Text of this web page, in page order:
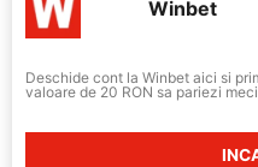
Winbet
Deschide cont la Winbet aici si
valoare de 20 RON sa pariezi